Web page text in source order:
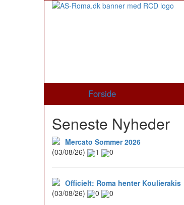
Forside
Seneste Nyheder
Mercato Sommer 2026
(03/08/26)
1 0
Officielt: Roma henter Koulierakis
(03/08/26)
0 0